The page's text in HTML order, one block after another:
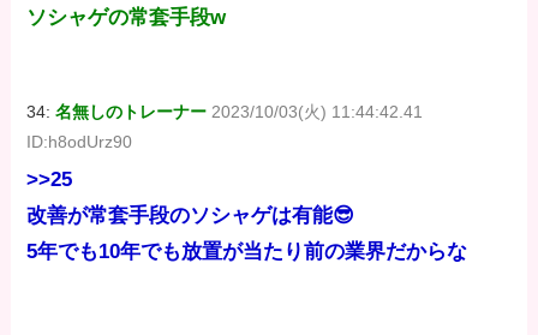
ソシャゲの常套手段w
34:名無しのトレーナー 2023/10/03(火) 11:44:42.41
ID:h8odUrz90
>>25
改善が常套手段のソシャゲは有能😎
5年でも10年でも放置が当たり前の業界だからな